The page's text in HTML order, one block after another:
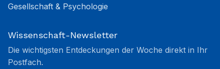
Gesellschaft & Psychologie
Wissenschaft-Newsletter
Die wichtigsten Entdeckungen der Woche direkt in Ihr
Postfach.